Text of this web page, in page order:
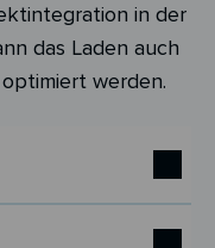
in der
das Laden auch
werden.